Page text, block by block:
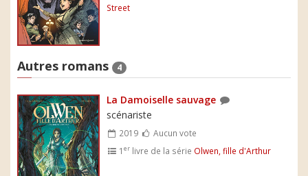
Street
Autres romans 4
La Damoiselle sauvage
scénariste
2019
Aucun vote
1er livre de la série Olwen, fille d'Arthur